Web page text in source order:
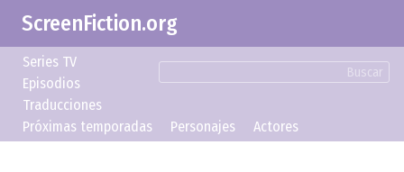
ScreenFiction.org
Buscar
Series TV
Episodios
Traducciones
Próximas temporadas
Personajes Actores